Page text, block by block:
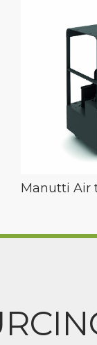
Manutti Air